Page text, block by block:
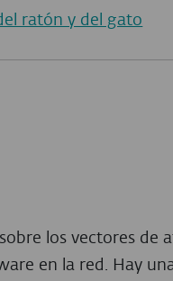
ratón y del gato
los vectores de
en la red. Hay